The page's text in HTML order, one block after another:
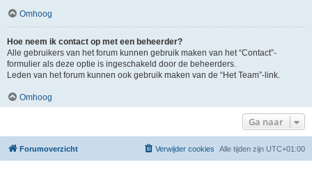
Omhoog
Hoe neem ik contact op met een beheerder?
Alle gebruikers van het forum kunnen gebruik maken van het “Contact”-
formulier als deze optie is ingeschakeld door de beheerders.
Leden van het forum kunnen ook gebruik maken van de “Het Team”-link.
Omhoog
Ga naar
Forumoverzicht Alle tijden zijn UTC+01:00
Verwijder cookies